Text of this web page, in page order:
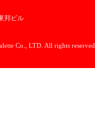
邦ビル
Co., LTD. All rights reserved.